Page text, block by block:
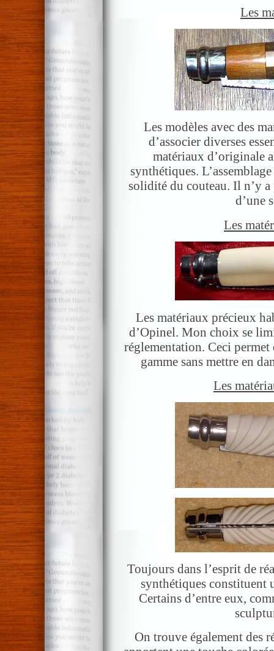
Les
Les modèles avec des
d’associer diverses
matériaux d’originale
synthétiques.
solidité du couteau. Il n’y a
d’une
Les
Les matériaux précieux
d’Opinel. Mon choix se
réglementation. Ceci
gamme sans mettre en
Les
Toujours dans l’esprit de
synthétiques constituent
Certains d’entre eux,
On trouve également des